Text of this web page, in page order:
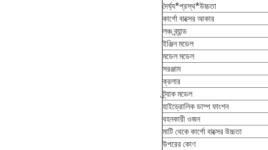
দৈর্ঘ্য*প্রস্থ*উচ্চতা
কার্গো বাক্সের আকার
লঞ্চ ব্র্যান্ড
ইঞ্জিন মডেল
মডেল মডেল
সরঞ্জাম
ক্রলার
ট্র্যাক মডেল
হাইড্রোলিক ডাম্প ফাংশন
বহনকারী ওজন
মাটি থেকে কার্গো বাক্সের উচ্চতা
উপরের কোণ